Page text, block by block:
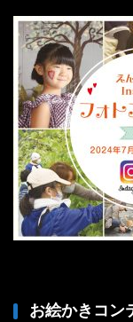
お絵かきコン